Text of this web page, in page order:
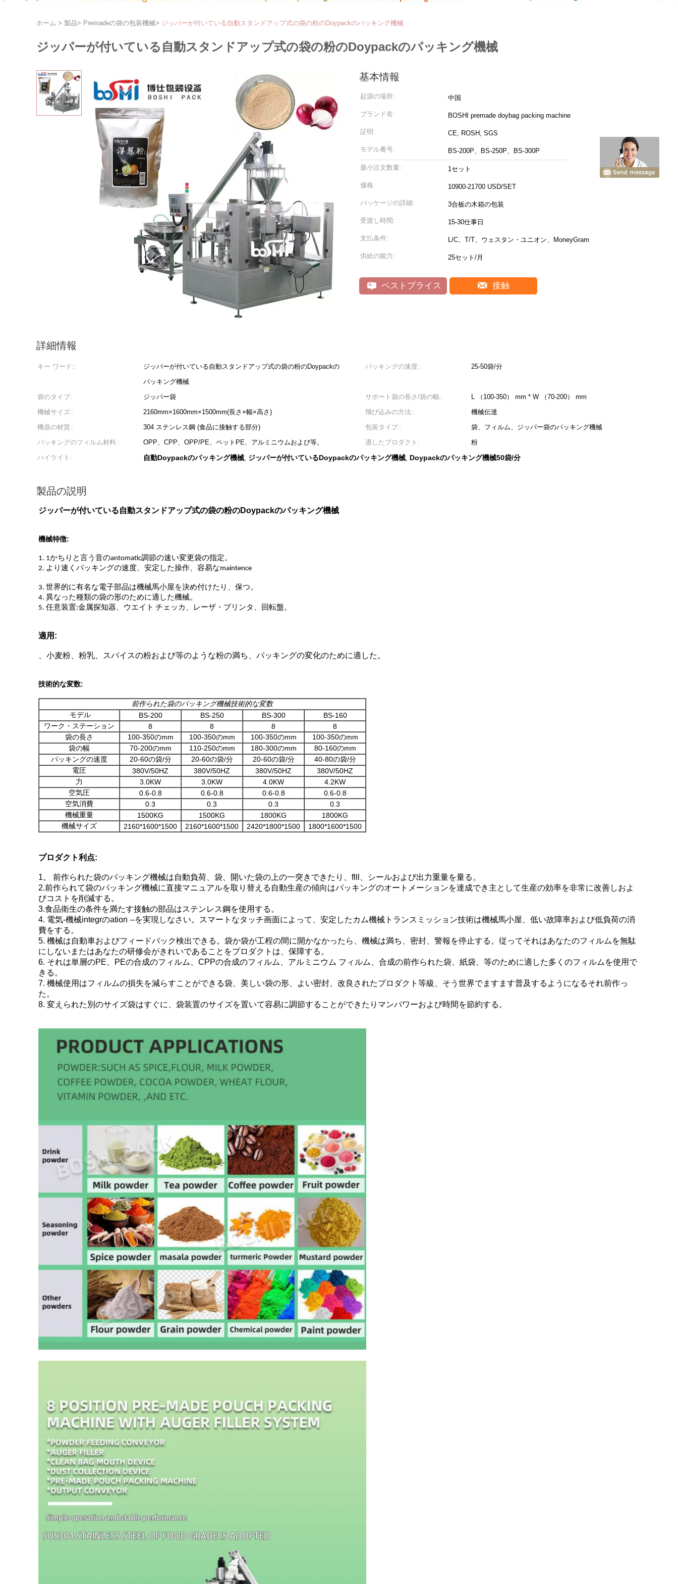
ホーム > 製品> Premadeの袋の包装機械> ジッパーが付いている自動スタンドアップ式の袋の粉のDoypackのパッキング機械
ジッパーが付いている自動スタンドアップ式の袋の粉のDoypackのパッキング機械
基本情報
起源の場所: 中国
ブランド名: BOSHI premade doybag packing machine
証明: CE, ROSH, SGS
モデル番号: BS-200P、BS-250P、BS-300P
最小注文数量: 1セット
価格: 10900-21700 USD/SET
パッケージの詳細: 3合板の木箱の包装
受渡し時間: 15-30仕事日
支払条件: L/C、T/T、ウェスタン・ユニオン、MoneyGram
供給の能力: 25セット/月
ベストプライス 接触
詳細情報
キー ワード::
ジッパーが付いている自動スタンドアップ式の袋の粉のDoypackの
パッキング機械
パッキングの速度:: 25-50袋/分
袋のタイプ: ジッパー袋 サポート袋の長さ/袋の幅::
L （100-350） mm * W （70-200） mm
機械サイズ::
2160mm×1600mm×1500mm(長さ×幅×高さ) 飛び込みの方法::
機械伝達
機器の材質::
304 ステンレス鋼 (食品に接触する部分) 包装タイプ::
袋、フィルム、ジッパー袋のパッキング機械
パッキングのフィルム材料::
OPP、CPP、OPP/PE、ペットPE、アルミニウムおよび等。 適したプロダクト:
粉
ハイライト:
自動Doypackのパッキング機械, ジッパーが付いているDoypackのパッキング機械, Doypackのパッキング機械50袋/分
製品の説明
ジッパーが付いている自動スタンドアップ式の袋の粉のDoypackのパッキング機械
機械特徴:
1. 1かちりと言う音のantomatic調節の速い変更袋の指定。
2. より速くパッキングの速度、安定した操作、容易なmaintence
3. 世界的に有名な電子部品は機械馬小屋を決め付けたり、保つ。
4. 異なった種類の袋の形のために適した機械。
5. 任意装置:金属探知器、ウエイト チェッカ、レーザ・プリンタ、回転盤。
適用:
、小麦粉、粉乳、スパイスの粉および等のような粉の満ち、パッキングの変化のために適した。
技術的な変数:
前作られた袋のパッキング機械技術的な変数
モデル
BS-200 BS-250 BS-300
BS-160
ワーク・ステーション
8 8 8
8
袋の長さ
100-350のmm 100-350のmm 100-350のmm
100-350のmm
袋の幅
70-200のmm 110-250のmm 180-300のmm
80-160のmm
パッキングの速度
20-60の袋/分 20-60の袋/分 20-60の袋/分
40-80の袋/分
電圧
380V/50HZ 380V/50HZ 380V/50HZ
380V/50HZ
力
3.0KW 3.0KW 4.0KW
4.2KW
空気圧
0.6-0.8 0.6-0.8 0.6-0.8
0.6-0.8
空気消費
0.3 0.3 0.3
0.3
機械重量
1500KG 1500KG 1800KG
1800KG
機械サイズ
2160*1600*1500 2160*1600*1500 2420*1800*1500 1800*1600*1500
プロダクト利点:
1。 前作られた袋のパッキング機械は自動負荷、袋、開いた袋の上の一突きできたり、flll、シールおよび出力重量を量る。
2.前作られて袋のパッキング機械に直接マニュアルを取り替える自動生産の傾向はパッキングのオートメーションを達成でき主として生産の効率を非常に改善しおよ
びコストを削減する。
3.食品衛生の条件を満たす接触の部品はステンレス鋼を使用する。
4. 電気-機械integrのation --を実現しなさい。スマートなタッチ画面によって、安定したカム機械トランスミッション技術は機械馬小屋、低い故障率および低負荷の消
費をする。
5. 機械は自動車およびフィードバック検出できる。袋か袋が工程の間に開かなかったら、機械は満ち、密封、警報を停止する。従ってそれはあなたのフィルムを無駄
にしないまたはあなたの研修会がきれいであることをプロダクトは、保障する。
6. それは単層のPE、PEの合成のフィルム、CPPの合成のフィルム、アルミニウム フィルム、合成の前作られた袋、紙袋、等のために適した多くのフィルムを使用で
きる。
7. 機械使用はフィルムの損失を減らすことができる袋、美しい袋の形、よい密封、改良されたプロダクト等級、そう世界でますます普及するようになるそれ前作っ
た。
8. 変えられた別のサイズ袋はすぐに、袋装置のサイズを置いて容易に調節することができたりマンパワーおよび時間を節約する。